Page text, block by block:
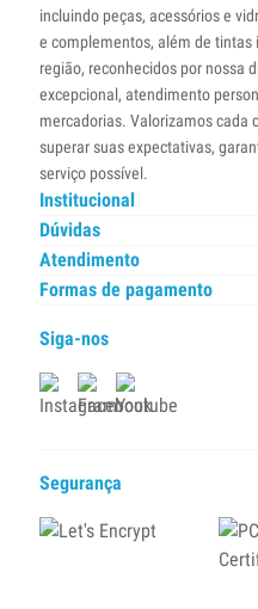
incluindo peças, acessórios e
e complementos, além de
região, reconhecidos por nossa
excepcional, atendimento
mercadorias. Valorizamos cada
superar suas expectativas,
serviço possível.
Institucional
Dúvidas
Atendimento
Formas de pagamento
Siga-nos
Segurança